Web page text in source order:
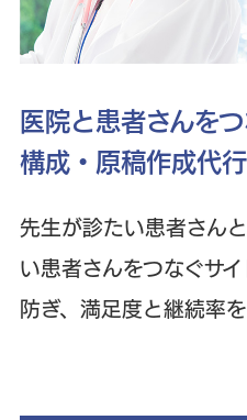
医院と患者さんをつ
構成・原稿作成代行
先生が診たい患者さん
い患者さんをつなぐサ
防ぎ、満足度と継続率を